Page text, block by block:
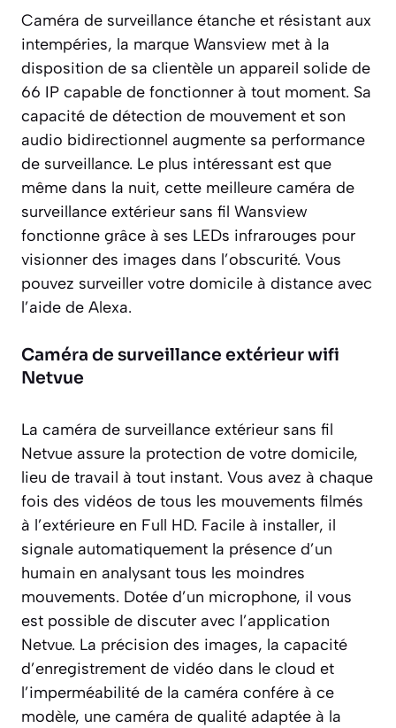
Caméra de surveillance étanche et résistant aux
intempéries, la marque Wansview met à la
disposition de sa clientèle un appareil solide de
66 IP capable de fonctionner à tout moment. Sa
capacité de détection de mouvement et son
audio bidirectionnel augmente sa performance
de surveillance. Le plus intéressant est que
même dans la nuit, cette meilleure caméra de
surveillance extérieur sans fil Wansview
fonctionne grâce à ses LEDs infrarouges pour
visionner des images dans l’obscurité. Vous
pouvez surveiller votre domicile à distance avec
l’aide de Alexa.
Caméra de surveillance extérieur wifi
Netvue
La caméra de surveillance extérieur sans fil
Netvue assure la protection de votre domicile,
lieu de travail à tout instant. Vous avez à chaque
fois des vidéos de tous les mouvements filmés
à l’extérieure en Full HD. Facile à installer, il
signale automatiquement la présence d’un
humain en analysant tous les moindres
mouvements. Dotée d’un microphone, il vous
est possible de discuter avec l’application
Netvue. La précision des images, la capacité
d’enregistrement de vidéo dans le cloud et
l’imperméabilité de la caméra confére à ce
modèle, une caméra de qualité adaptée à la